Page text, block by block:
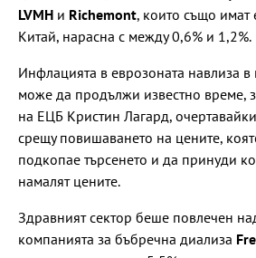
LVMH и Richemont, които също имат
Китай, нарасна с между 0,6% и 1,2%.
Инфлацията в еврозоната навлиза в
може да продължи известно време,
на ЕЦБ Кристин Лагард,
срещу повишаването на цените,
подкопае търсенето и да принуди
намалят цените.
Здравният сектор беше повлечен
компанията за бъбречна диализа